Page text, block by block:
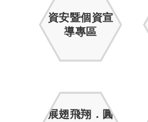
資安暨個資宣
導專區
展翅飛翔．圓